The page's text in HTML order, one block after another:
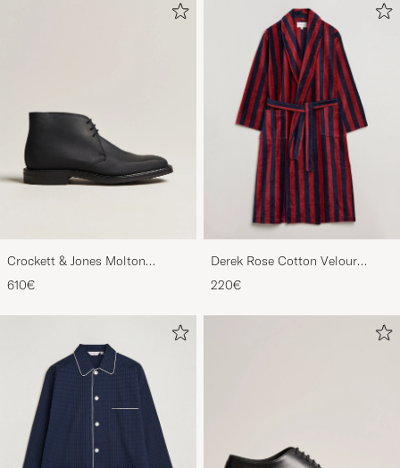
Crockett & Jones Molton
Chukka Black Rough-Out Suede
610€
Derek Rose Cotton Velour
Striped Gown Red/Blue
220€